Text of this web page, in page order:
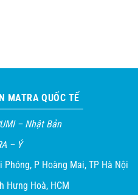
MATRA QUỐC TẾ
– Nhật Bản
– Ý
P Hoàng Mai, TP Hà Nội
Hưng Hoà, HCM